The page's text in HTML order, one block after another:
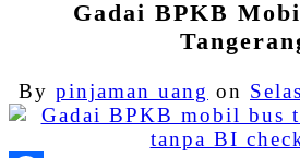
Gadai BPKB
By pinjaman uang on